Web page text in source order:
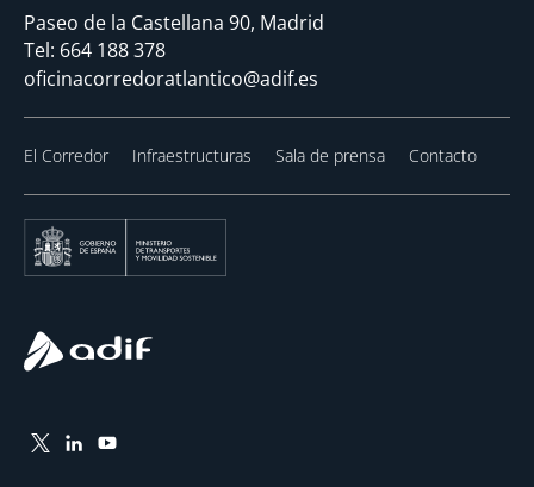
Paseo de la Castellana 90, Madrid
Tel: 664 188 378
oficinacorredoratlantico@adif.es
El Corredor Infraestructuras Sala de prensa Contacto